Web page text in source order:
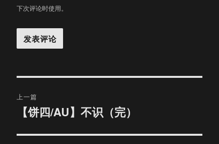
下次评论时使用。
章
上一篇
文
【饼四/AU】不识（完）